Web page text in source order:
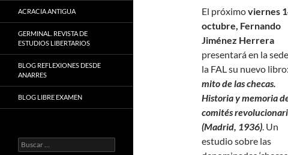
El próximoviernes
octubre, Fernando
Jiménez Herrera
presentará en la
la FAL su nuevo libro:
mito de las checas.
Historia y memoria
comités
(Madrid, 1936). Un
estudio sobre las
ACRACIA ANTIGUA
GERMINAL. REVISTA DE
ESTUDIOS LIBERTARIOS
BLOG REFLEXIONES DESDE
ANARRES
BLOG LIBRE EXAMEN
Buscar: